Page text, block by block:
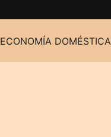
ECONOMÍA DOMÉSTICA